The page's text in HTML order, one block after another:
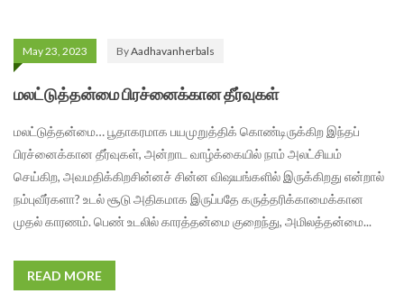
May 23, 2023 ByAadhavanherbals
மலட்டுத்தன்மை பிரச்னைக்கான தீர்வுகள்
மலட்டுத்தன்மை… பூதாகரமாக பயமுறுத்திக் கொண்டிருக்கிற இந்தப்
பிரச்னைக்கான தீர்வுகள், அன்றாட வாழ்க்கையில் நாம் அலட்சியம்
செய்கிற, அவமதிக்கிறசின்னச் சின்ன விஷயங்களில் இருக்கிறது என்றால்
நம்புவீர்களா? உடல் சூடு அதிகமாக இருப்பதே கருத்தரிக்காமைக்கான
முதல் காரணம். பெண் உடலில் காரத்தன்மை குறைந்து, அமிலத்தன்மை...
READ MORE